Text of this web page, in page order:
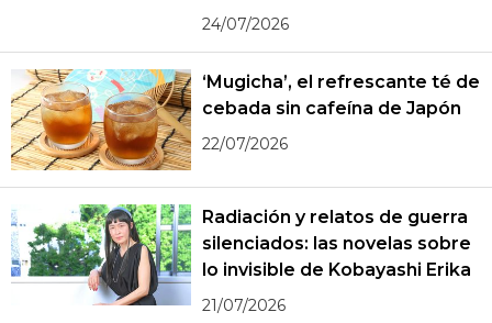
24/07/2026
‘Mugicha’, el refrescante té de
cebada sin cafeína de Japón
22/07/2026
Radiación y relatos de guerra
silenciados: las novelas sobre
lo invisible de Kobayashi Erika
21/07/2026